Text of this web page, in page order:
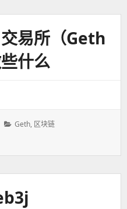
易所（geth
什么
分
Geth, 区块链